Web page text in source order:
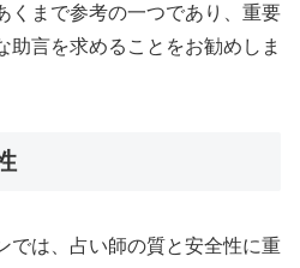
くまで参考の一つであり、重要
助言を求めることをお勧めしま
では、占い師の質と安全性に重